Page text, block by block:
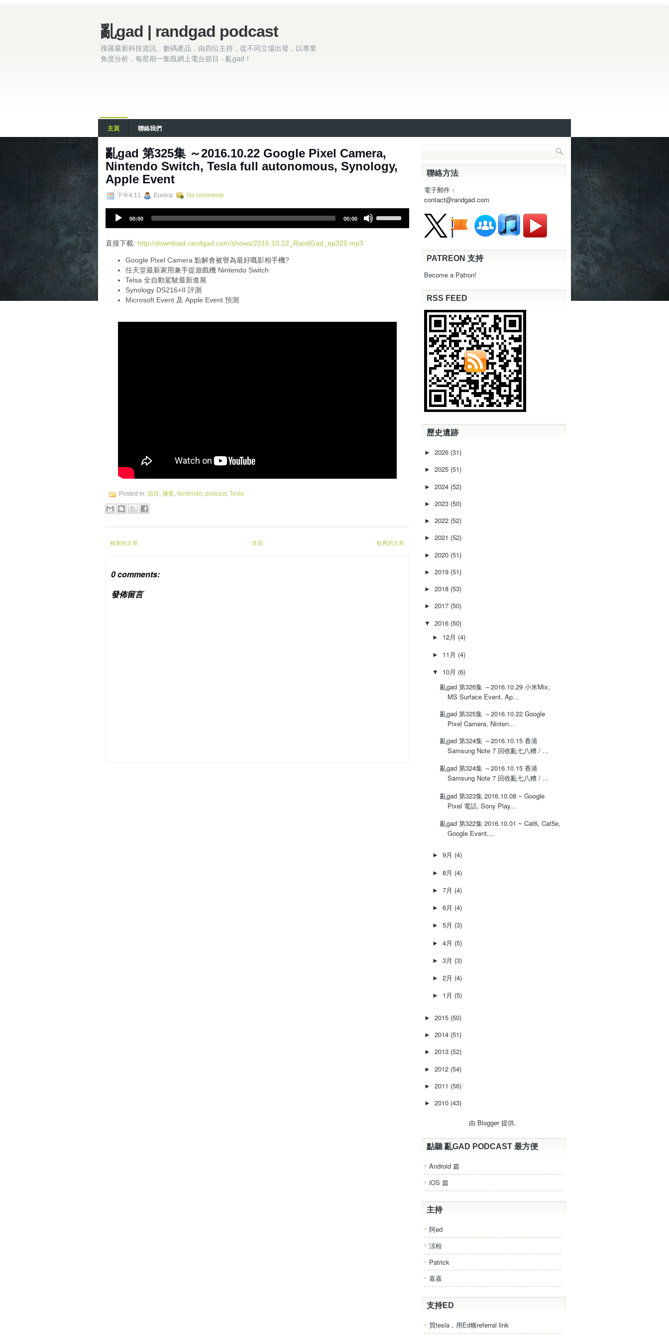
亂gad | randgad podcast
搜羅最新科技資訊、數碼產品，由四位主持，從不同立場出發，以專業
角度分析，每星期一集既網上電台節目 - 亂gad！
主頁 聯絡我們
亂gad 第325集 ～2016.10.22 Google Pixel Camera,
Nintendo Switch, Tesla full autonomous, Synology,
Apple Event
下午4:11 Eunica No comments
i
00:00 00:00
s
r
c
直接下載: http://download.randgad.com/shows/2016.10.22_RandGad_ep325.mp3
Google Pixel Camera 點解會被譽為最好嘅影相手機?
任天堂最新家用兼手提遊戲機 Nintendo Switch
Telsa 全自動駕駛最新進展
Synology DS216+II 評測
Microsoft Event 及 Apple Event 預測
Posted in: 節目 , 播客, Nintendo, podcast, Tesla
較新的文章 較舊的文章
首頁
0 comments:
發佈留言
聯絡方法
電子郵件：
contact@randgad.com
PATREON 支持
Become a Patron!
RSS FEED
歷史遺跡
► 2026 (31)
► 2025 (51)
► 2024 (52)
► 2023 (50)
► 2022 (52)
► 2021 (52)
► 2020 (51)
► 2019 (51)
► 2018 (53)
► 2017 (50)
▼ 2016 (50)
► 12月 (4)
► 11月 (4)
▼ 10月 (6)
亂gad 第326集 ～2016.10.29 小米Mix,
MS Surface Event, Ap...
亂gad 第325集 ～2016.10.22 Google
Pixel Camera, Ninten...
亂gad 第324集 ～2016.10.15 香港
Samsung Note 7 回收亂七八糟 / ...
亂gad 第324集 ～2016.10.15 香港
Samsung Note 7 回收亂七八糟 / ...
亂gad 第323集 2016.10.08 ~ Google
Pixel 電話, Sony Play...
亂gad 第322集 2016.10.01 ~ Cat6, Cat5e,
Google Event,...
► 9月 (4)
► 8月 (4)
► 7月 (4)
► 6月 (4)
► 5月 (3)
► 4月 (5)
► 3月 (3)
► 2月 (4)
► 1月 (5)
► 2015 (50)
► 2014 (51)
► 2013 (52)
► 2012 (54)
► 2011 (56)
► 2010 (43)
由 Blogger提供.
點聽 亂GAD PODCAST 最方便
Android 篇
iOS 篇
主持
阿ed
涼粉
Patrick
嘉嘉
支持ED
買tesla，用Ed條referral link